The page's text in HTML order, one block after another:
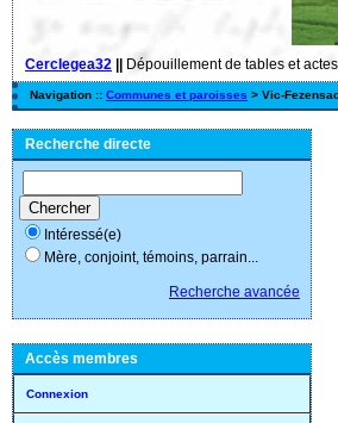
Cerclegea32 Dépouillement de tables et
Navigation :: Communes et paroisses > Vic-
Recherche directe
Intéressé(e)
Mère, conjoint, témoins, parrain...
Recherche avancée
Accès membres
Connexion